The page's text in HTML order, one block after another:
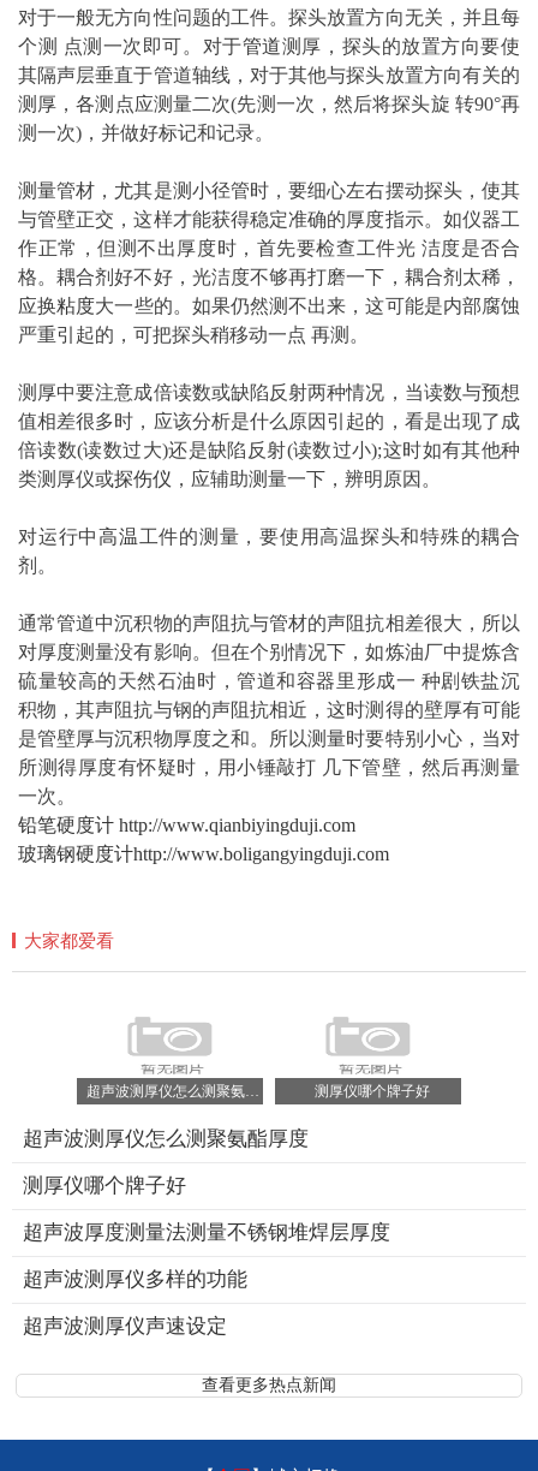
对于一般无方向性问题的工件。探头放置方向无关，并且每
个测 点测一次即可。对于管道测厚，探头的放置方向要使
其隔声层垂直于管道轴线，对于其他与探头放置方向有关的
测厚，各测点应测量二次(先测一次，然后将探头旋 转90°再
测一次)，并做好标记和记录。
测量管材，尤其是测小径管时，要细心左右摆动探头，使其
与管壁正交，这样才能获得稳定准确的厚度指示。如仪器工
作正常，但测不出厚度时，首先要检查工件光 洁度是否合
格。耦合剂好不好，光洁度不够再打磨一下，耦合剂太稀，
应换粘度大一些的。如果仍然测不出来，这可能是内部腐蚀
严重引起的，可把探头稍移动一点 再测。
测厚中要注意成倍读数或缺陷反射两种情况，当读数与预想
值相差很多时，应该分析是什么原因引起的，看是出现了成
倍读数(读数过大)还是缺陷反射(读数过小);这时如有其他种
类测厚仪或探伤仪 ，应辅助测量一下，辨明原因。
对运行中高温工件的测量，要使用高温探头和特殊的耦合
剂。
通常管道中沉积物的声阻抗与管材的声阻抗相差很大，所以
对厚度测量没有影响。但在个别情况下，如炼油厂中提炼含
硫量较高的天然石油时，管道和容器里形成一 种剧铁盐沉
积物，其声阻抗与钢的声阻抗相近，这时测得的壁厚有可能
是管壁厚与沉积物厚度之和。所以测量时要特别小心，当对
所测得厚度有怀疑时，用小锤敲打 几下管壁，然后再测量
一次。
铅笔硬度计 http://www.qianbiyingduji.com
玻璃钢硬度计http://www.boligangyingduji.com
大家都爱看
测厚仪哪个牌子好
超声波测厚仪怎么测聚氨酯厚度
测厚仪哪个牌子好
超声波厚度测量法测量不锈钢堆焊层厚度
超声波测厚仪多样的功能
超声波测厚仪声速设定
查看更多热点新闻